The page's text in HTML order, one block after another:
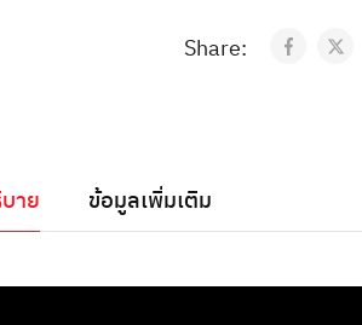
Share:
าย ข้อมูลเพิ่มเติม